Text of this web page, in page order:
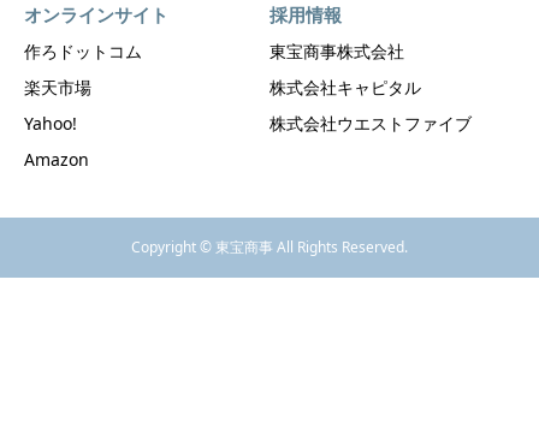
オンラインサイト
作ろドットコム
楽天市場
Yahoo!
Amazon
採用情報
東宝商事株式会社
株式会社キャピタル
株式会社ウエストファイブ
Copyright © 東宝商事 All Rights Reserved.